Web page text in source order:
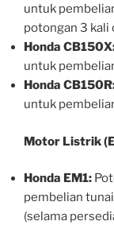
untuk
potongan 3 kali
Honda
untuk
Honda
untuk
Motor Listrik
Honda EM1:
pembelian
(selama